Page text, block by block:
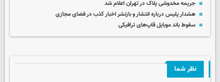
جریمه مخدوشی پلاک در تهران اعلام شد
هشدار پلیس درباره انتشار و بازنشر اخبار کذب در فضای مجازی
سقوط باند موبایل قاپ‌های ترافیکی
نظر شما